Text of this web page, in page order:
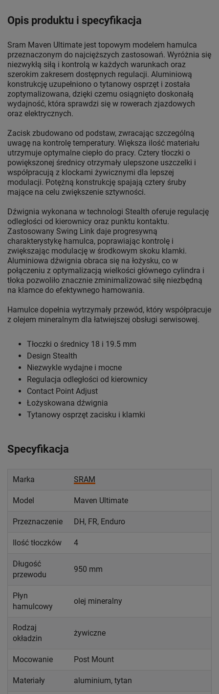
Opis produktu i specyfikacja
Sram Maven Ultimate jest topowym modelem hamulca
przeznaczonym do najcięższych zastosowań. Wyróżnia się
niezwykłą siłą i kontrolą w każdych warunkach oraz
szerokim zakresem dostępnych regulacji. Aluminiową
konstrukcję uzupełniono o tytanowy osprzęt i została
zoptymalizowana, dzięki czemu osiągnięto doskonałą
wydajność, która sprawdzi się w rowerach zjazdowych
oraz elektrycznych.
Zacisk zbudowano od podstaw, zwracając szczególną
uwagę na kontrolę temperatury. Większa ilość materiału
utrzymuje optymalne ciepło do pracy. Cztery tłoczki o
powiększonej średnicy otrzymały ulepszone uszczelki i
współpracują z klockami żywicznymi dla lepszej
modulacji. Potężną konstrukcję spajają cztery śruby
mające na celu zwiększenie sztywności.
Dźwignia wykonana w technologi Stealth oferuje regulację
odległości od kierownicy oraz punktu kontaktu.
Zastosowany Swing Link daje progresywną
charakterystykę hamulca, poprawiając kontrolę i
zwiększając modulację w środkowym skoku klamki.
Aluminiowa dźwignia obraca się na łożysku, co w
połączeniu z optymalizacją wielkości głównego cylindra i
tłoka pozwoliło znacznie zminimalizować siłę niezbędną
na klamce do efektywnego hamowania.
Hamulce dopełnia wytrzymały przewód, który współpracuje
z olejem mineralnym dla łatwiejszej obsługi serwisowej.
Tłoczki o średnicy 18 i 19.5 mm
Design Stealth
Niezwykle wydajne i mocne
Regulacja odległości od kierownicy
Contact Point Adjust
Łożyskowana dźwignia
Tytanowy osprzęt zacisku i klamki
Specyfikacja
Marka SRAM
Model Maven Ultimate
Przeznaczenie DH, FR, Enduro
Ilość tłoczków 4
Długość
przewodu
950 mm
Płyn
hamulcowy
olej mineralny
Rodzaj
okładzin
żywiczne
Mocowanie Post Mount
Materiały aluminium, tytan